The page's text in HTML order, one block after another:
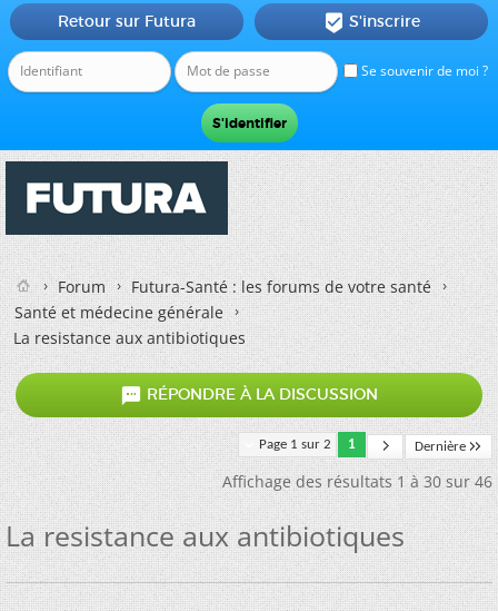
Se souvenir de moi ?
Retour sur Futura  S'inscrire
Forum
Futura-Santé : les forums de votre santé
Santé et médecine générale
La resistance aux antibiotiques
 RÉPONDRE À LA DISCUSSION
Page 1 sur 2 1 Dernière
Affichage des résultats 1 à 30 sur 46
La resistance aux antibiotiques